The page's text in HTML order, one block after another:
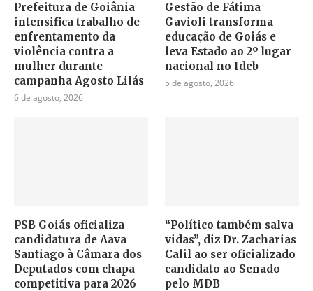
Prefeitura de Goiânia
intensifica trabalho de
enfrentamento da
violência contra a
mulher durante
campanha Agosto Lilás
6 de agosto, 2026
Gestão de Fátima
Gavioli transforma
educação de Goiás e
leva Estado ao 2º lugar
nacional no Ideb
5 de agosto, 2026
PSB Goiás oficializa
candidatura de Aava
Santiago à Câmara dos
Deputados com chapa
competitiva para 2026
“Político também salva
vidas”, diz Dr. Zacharias
Calil ao ser oficializado
candidato ao Senado
pelo MDB